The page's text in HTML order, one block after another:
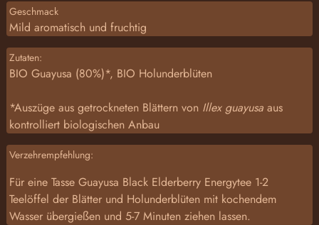
Geschmack
Mild aromatisch und fruchtig
Zutaten:
BIO Guayusa (80%)*, BIO Holunderblüten
*Auszüge aus getrockneten Blättern von Illex guayusa aus
kontrolliert biologischen Anbau
Verzehrempfehlung:
Für eine Tasse Guayusa Black Elderberry Energytee 1-2
Teelöffel der Blätter und Holunderblüten mit kochendem
Wasser übergießen und 5-7 Minuten ziehen lassen.